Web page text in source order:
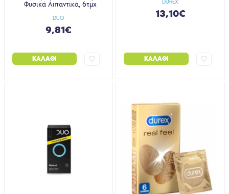
DUO
Φυσικά Λιπαντικά, 6τμχ
9,81€
ΚΑΛΆΘΙ
DUREX
13,10€
ΚΑΛΆΘΙ